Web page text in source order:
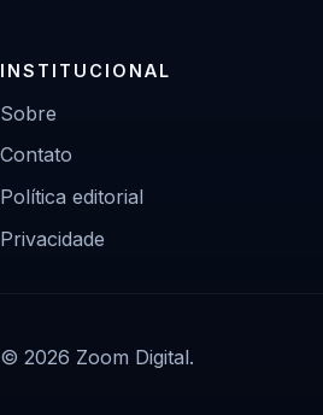
INSTITUCIONAL
Sobre
Contato
Política editorial
Privacidade
© 2026 Zoom Digital.